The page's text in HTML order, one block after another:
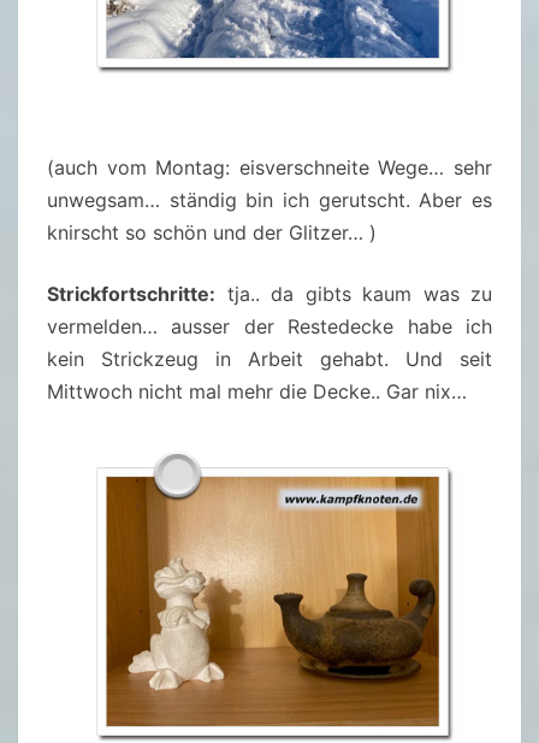
(auch vom Montag: eisverschneite Wege… sehr
unwegsam… ständig bin ich gerutscht. Aber es
knirscht so schön und der Glitzer… )
Strickfortschritte: tja.. da gibts kaum was zu
vermelden… ausser der Restedecke habe ich
kein Strickzeug in Arbeit gehabt. Und seit
Mittwoch nicht mal mehr die Decke.. Gar nix…